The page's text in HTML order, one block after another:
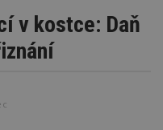
v kostce: Daň